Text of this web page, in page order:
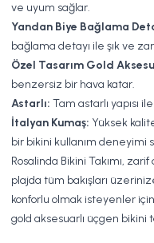
ve uyum sağlar.
Yandan Biye Bağlama
bağlama detayı ile şık ve
Özel Tasarım Gold
benzersiz bir hava katar.
Astarlı: Tam astarlı yapısı
İtalyan Kumaş: Yüksek
bir bikini kullanım deneyimi
Rosalinda Bikini Takımı,
plajda tüm bakışları
konforlu olmak isteyenler
gold aksesuarlı üçgen bikini